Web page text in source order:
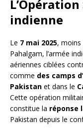
indienne
Le 7 mai 2025, moins
Pahalgam, l’armée
aériennes ciblées
comme des camps
Pakistan et dans le
Cette opération
constitue la réponse
Pakistan depuis le